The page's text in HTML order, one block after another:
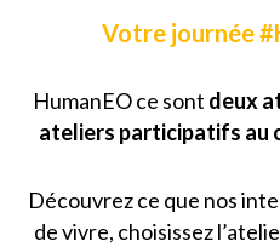
Votre journée
HumanEO ce sont deux
ateliers participatifs au
Découvrez ce que nos
de vivre, choisissez